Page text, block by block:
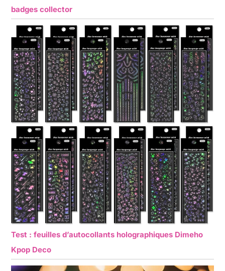
badges collector
Test : feuilles d’autocollants holographiques Dimeho
Kpop Deco